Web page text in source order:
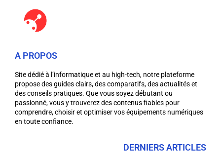
A PROPOS
Site dédié à l’informatique et au high-tech, notre plateforme
propose des guides clairs, des comparatifs, des actualités et
des conseils pratiques. Que vous soyez débutant ou
passionné, vous y trouverez des contenus fiables pour
comprendre, choisir et optimiser vos équipements numériques
en toute confiance.
DERNIERS ARTICLES